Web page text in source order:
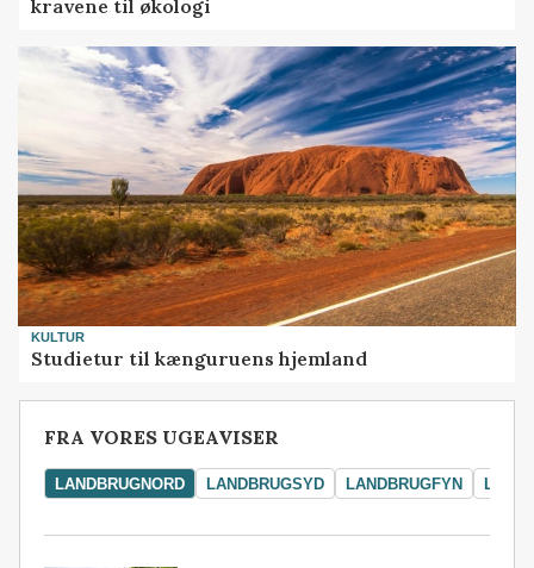
kravene til økologi
KULTUR
Studietur til kænguruens hjemland
FRA VORES UGEAVISER
LANDBRUGNORD LANDBRUGSYD LANDBRUGFYN